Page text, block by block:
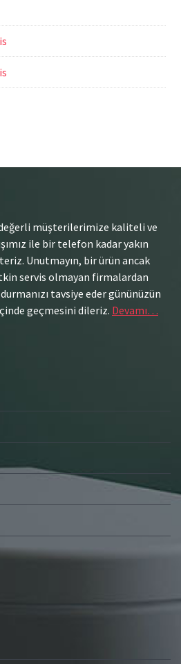
müşterilerimize kaliteli ve
ile bir telefon kadar yakın
Unutmayın, bir ürün ancak
servis olmayan firmalardan
tavsiye eder gününüzün
geçmesini dileriz. Devamı…